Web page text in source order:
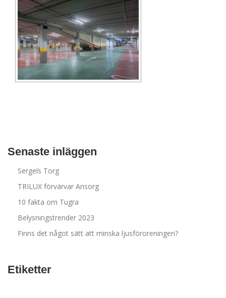
Senaste inläggen
Sergels Torg
TRILUX förvärvar Ansorg
10 fakta om Tugra
Belysningstrender 2023
Finns det något sätt att minska ljusföroreningen?
Etiketter